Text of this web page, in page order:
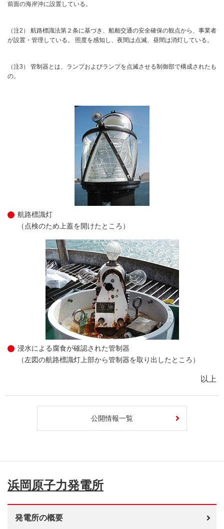
前面の海岸沖に設置している。
（注2） 航路標識法第２条に基づき、船舶交通の安全確保の観点から、事業者
が設置・管理している。 照度を感知し、夜間は点滅、昼間は消灯している。
（注3） 管制器とは、ランプおよびランプを点滅させる制御部で構成されたも
の。
航路標識灯
（点検のため上蓋を開けたところ）
浸水による腐食が確認された管制器
（左図の航路標識灯上部から管制器を取り出したところ）
以上
公開情報一覧
浜岡原子力発電所
発電所の概要